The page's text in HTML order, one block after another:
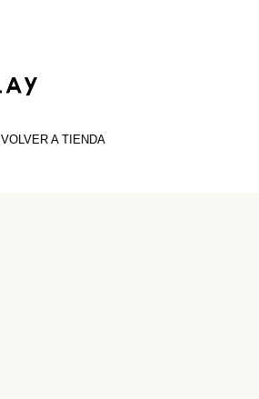
VOLVER A TIENDA